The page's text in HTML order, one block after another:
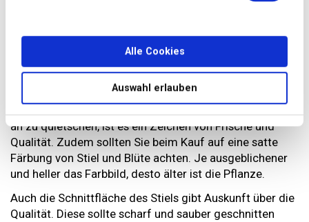
Alle Cookies
Auswahl erlauben
Osterglocken oder Primeln können unverträglich sein.
So bleiben sie lange frisch
an zu quietschen, ist es ein Zeichen von Frische und
Qualität. Zudem sollten Sie beim Kauf auf eine satte
Färbung von Stiel und Blüte achten. Je ausgeblichener
und heller das Farbbild, desto älter ist die Pflanze.
Auch die Schnittfläche des Stiels gibt Auskunft über die
Qualität. Diese sollte scharf und sauber geschnitten